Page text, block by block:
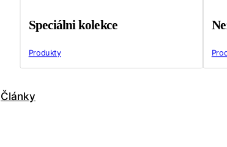
Speciálni kolekce
Produkty
Články